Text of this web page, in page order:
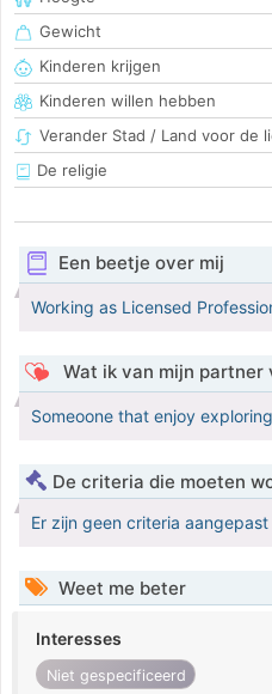
Gewicht
Kinderen krijgen
Kinderen willen hebben
Verander Stad / Land voor de
De religie
Een beetje over mij
Working as Licensed
Wat ik van mijn partner
Someoone that enjoy
De criteria die moeten
Er zijn geen criteria aangepast
Weet me beter
Interesses
Niet gespecificeerd